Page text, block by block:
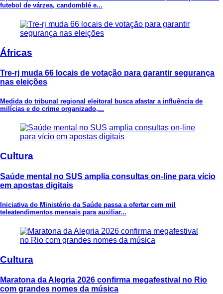
futebol de várzea, candomblé e...
Áfricas
Tre-rj muda 66 locais de votação para garantir segurança
nas eleições
Medida do tribunal regional eleitoral busca afastar a influência de
milícias e do crime organizado,...
Cultura
Saúde mental no SUS amplia consultas on-line para vício
em apostas digitais
Iniciativa do Ministério da Saúde passa a ofertar cem mil
teleatendimentos mensais para auxiliar...
Cultura
Maratona da Alegria 2026 confirma megafestival no Rio
com grandes nomes da música